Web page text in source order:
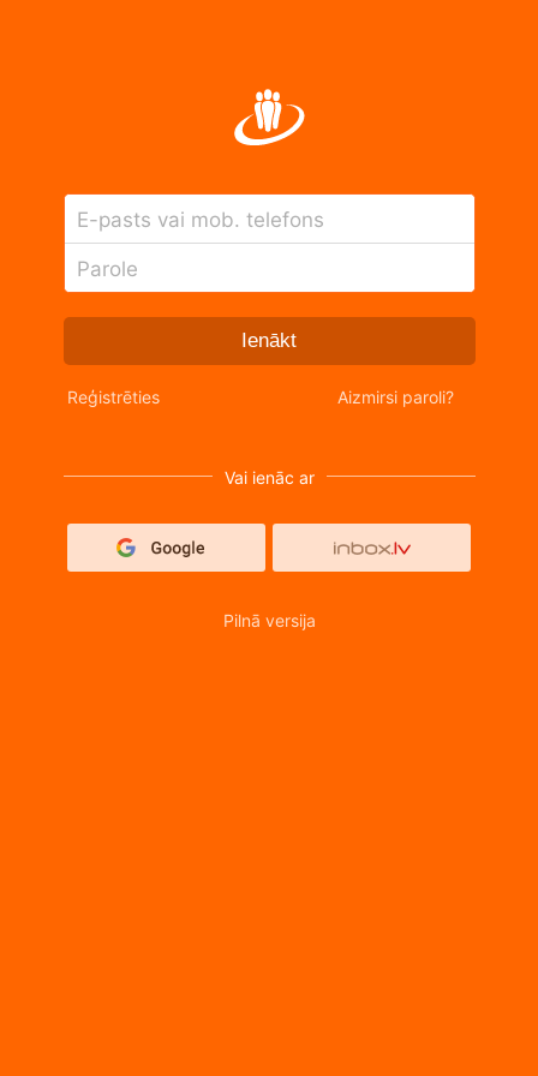
E-pasts vai mob. telefons
Parole
Ienākt
Reģistrēties Aizmirsi paroli?
Vai ienāc ar
Pilnā versija